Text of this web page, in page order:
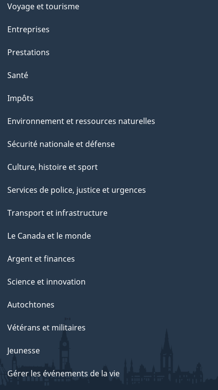
Voyage et tourisme
Entreprises
Prestations
Santé
Impôts
Environnement et ressources naturelles
Sécurité nationale et défense
Culture, histoire et sport
Services de police, justice et urgences
Transport et infrastructure
Le Canada et le monde
Argent et finances
Science et innovation
Autochtones
Vétérans et militaires
Jeunesse
Gérer les événements de la vie